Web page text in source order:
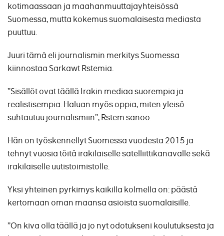
kotimaassaan ja maahanmuuttajayhteisössä
Suomessa, mutta kokemus suomalaisesta mediasta
puuttuu.
Juuri tämä eli journalismin merkitys Suomessa
kiinnostaa Sarkawt Rstemia.
”Sisällöt ovat täällä Irakin mediaa suorempia ja
realistisempia. Haluan myös oppia, miten yleisö
suhtautuu journalismiin”, Rstem sanoo.
Hän on työskennellyt Suomessa vuodesta 2015 ja
tehnyt vuosia töitä irakilaiselle satelliittikanavalle sekä
irakilaiselle uutistoimistolle.
Yksi yhteinen pyrkimys kaikilla kolmella on: päästä
kertomaan oman maansa asioista suomalaisille.
”On kiva olla täällä ja jo nyt odotukseni koulutuksesta ja